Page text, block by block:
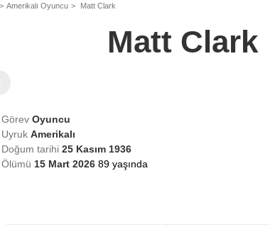
Amerikalı Oyuncu Matt Clark
Matt Clark
Görev Oyuncu
Uyruk Amerikalı
Doğum tarihi 25 Kasım 1936
Ölümü 15 Mart 2026 89 yaşında